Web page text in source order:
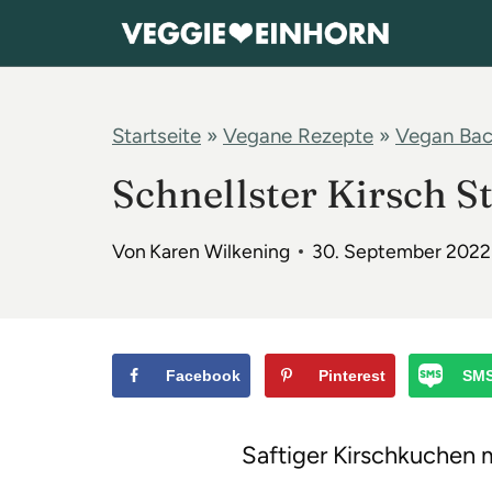
Startseite » Vegane Rezepte » Vegan
Schnellster Kirsch
Von Karen Wilkening 30. September 2022
Facebook Pinterest
Saftiger Kirschkuchen